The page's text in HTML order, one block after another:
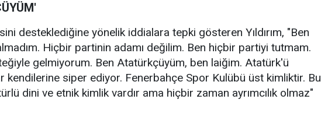
desteklediğine yönelik iddialara tepki gösteren Yıldırım, "Ben
Hiçbir partinin adamı değilim. Ben hiçbir partiyi tutmam.
gelmiyorum. Ben Atatürkçüyüm, ben laiğim. Atatürk'ü
kendilerine siper ediyor. Fenerbahçe Spor Kulübü üst kimliktir. Bu
dini ve etnik kimlik vardır ama hiçbir zaman ayrımcılık olmaz"